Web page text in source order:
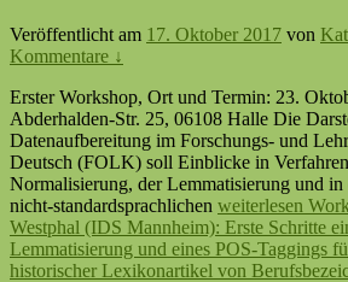
Veröffentlicht am 17. Oktober 2017 von
Kommentare ↓
Erster Workshop, Ort und Termin: 23.
Abderhalden-Str. 25, 06108 Halle Die
Datenaufbereitung im Forschungs- und
Deutsch (FOLK) soll Einblicke in
Normalisierung, der Lemmatisierung und
nicht-standardsprachlichen weiterlesen
Westphal (IDS Mannheim): Erste Schritte
Lemmatisierung und eines POS-Taggings
historischer Lexikonartikel von